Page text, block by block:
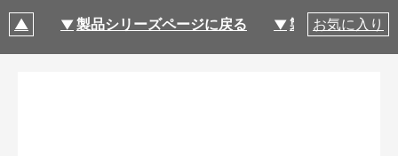
製品シリーズページに戻る 製品仕様
お気に入り